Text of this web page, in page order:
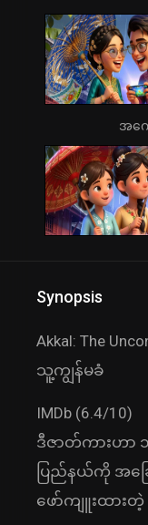
အကေ
Synopsis
Akkal: The
သူ့ကျွန်မခံ
IMDb (6.4/10)
ဒီဇာတ်ကားဟာ
ပြည်နယ်ကို အခြ
ဖော်ကျူးထားတဲ့